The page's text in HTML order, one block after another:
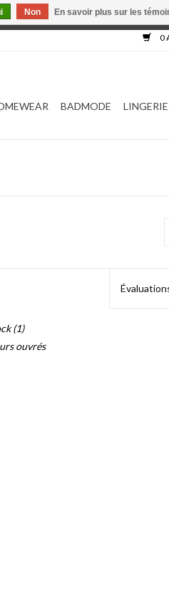
0
BADMODE
(1)
ouvrés
Non En savoir plus sur les
ne sera ni traitée, ni